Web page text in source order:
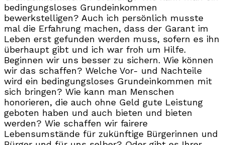
bedingungsloses Grundeinkommen
bewerkstelligen? Auch ich persönlich musste
mal die Erfahrung machen, dass der Garant im
Leben erst gefunden werden muss, sofern es ihn
überhaupt gibt und ich war froh um Hilfe.
Beginnen wir uns besser zu sichern. Wie können
wir das schaffen? Welche Vor- und Nachteile
wird ein bedingungsloses Grundeinkommen mit
sich bringen? Wie kann man Menschen
honorieren, die auch ohne Geld gute Leistung
geboten haben und auch bieten und bieten
werden? Wie schaffen wir fairere
Lebensumstände für zukünftige Bürgerinnen und